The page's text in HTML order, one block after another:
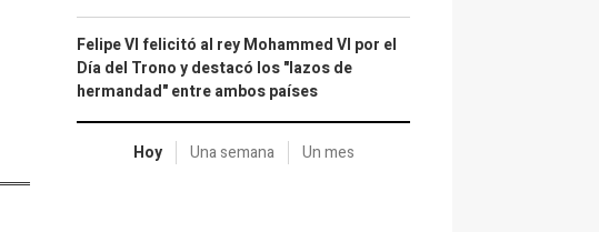
Felipe VI felicitó al rey Mohammed VI por el
Día del Trono y destacó los "lazos de
hermandad" entre ambos países
Hoy Una semana Un mes